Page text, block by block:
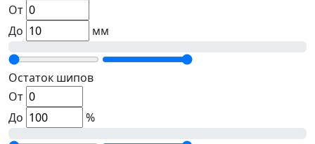
От
До
мм
Остаток шипов
От
До
%